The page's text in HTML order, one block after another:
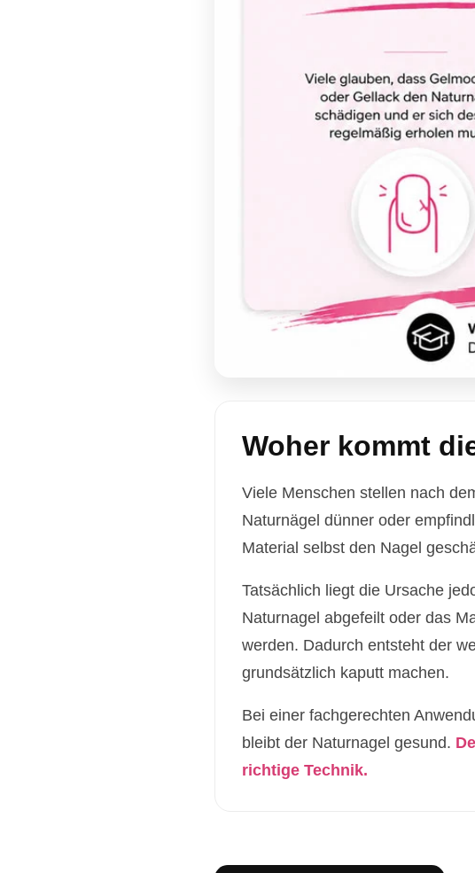
Woher kommt
Viele Menschen stellen nach
Naturnägel dünner oder
Material selbst den Nagel
Tatsächlich liegt die Ursache
Naturnagel abgefeilt oder das
werden. Dadurch entsteht der
grundsätzlich kaputt machen.
Bei einer fachgerechten
bleibt der Naturnagel gesund.
richtige Technik.